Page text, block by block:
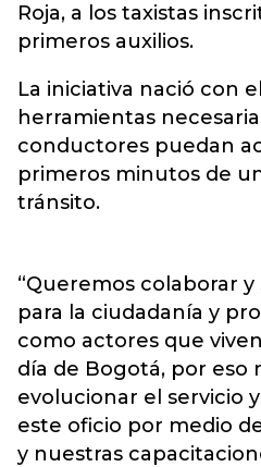
Roja, a los taxistas
primeros auxilios.
La iniciativa nació con
herramientas
conductores puedan
primeros minutos de
tránsito.
“Queremos colaborar
para la ciudadanía y
como actores que
día de Bogotá, por eso
evolucionar el servicio
este oficio por medio
y nuestras